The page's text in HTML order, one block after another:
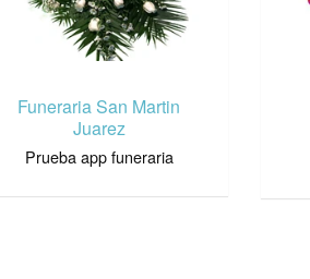
Funeraria San Martin
Juarez
Prueba app funeraria